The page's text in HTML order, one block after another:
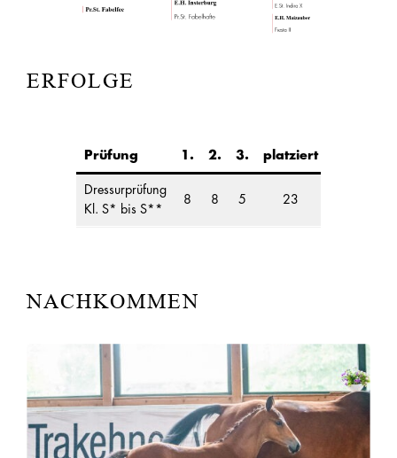
ERFOLGE
Prüfung 1. 2. 3. platziert
Dressurprüfung
Kl. S* bis S**
8 8 5 23
NACHKOMMEN